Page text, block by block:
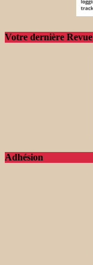
Votre dernière Revue
Adhésion